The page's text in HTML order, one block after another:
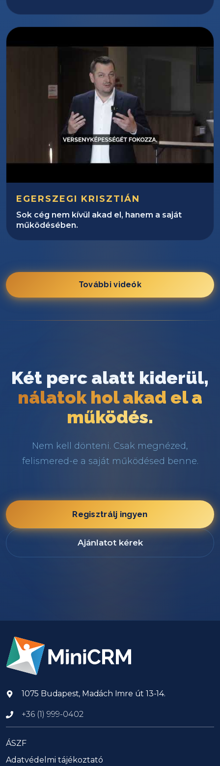
EGERSZEGI KRISZTIÁN
Sok cég nem kívül akad el, hanem a saját
működésében.
További videók
Két perc alatt kiderül,
nálatok hol akad el a
működés.
Nem kell dönteni. Csak megnézed,
felismered-e a saját működésed benne.
Regisztrálj ingyen
Ajánlatot kérek
1075 Budapest, Madách Imre út 13-14.
+36 (1) 999-0402
ÁSZF
Adatvédelmi tájékoztató